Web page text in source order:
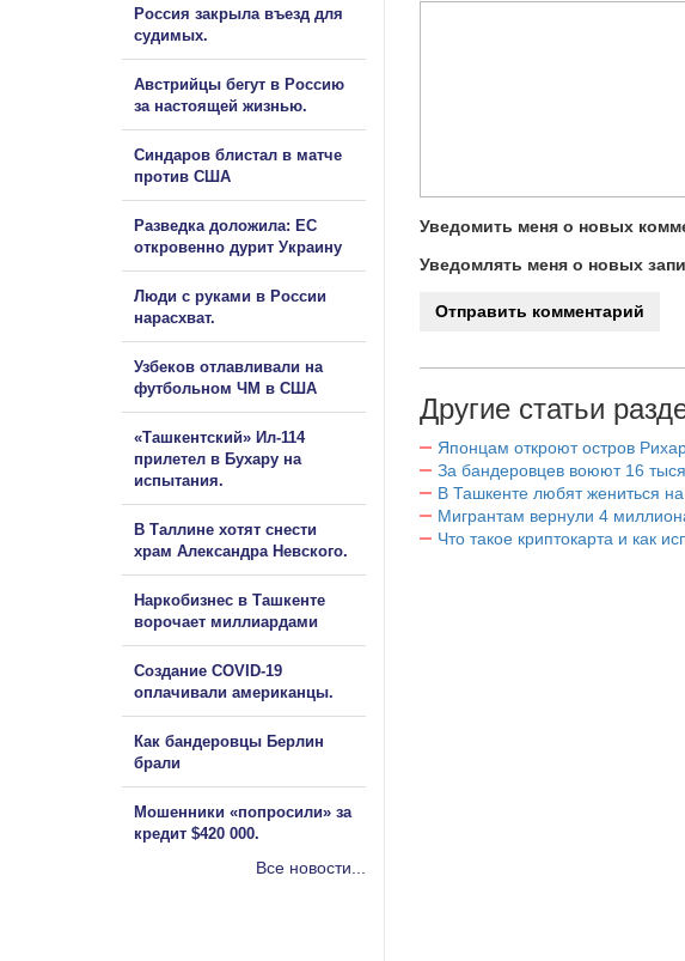
Уведомить меня о новых
Уведомлять меня о новых
Другие статьи
Японцам откроют остров
За бандеровцев воюют 16
В Ташкенте любят жениться на
Мигрантам вернули 4
Что такое криптокарта и как
Россия закрыла въезд для
судимых.
Австрийцы бегут в Россию
за настоящей жизнью.
Синдаров блистал в матче
против США
Разведка доложила: ЕС
откровенно дурит Украину
Люди с руками в России
нарасхват.
Узбеков отлавливали на
футбольном ЧМ в США
«Ташкентский» Ил-114
прилетел в Бухару на
испытания.
В Таллине хотят снести
храм Александра Невского.
Наркобизнес в Ташкенте
ворочает миллиардами
Создание COVID-19
оплачивали американцы.
Как бандеровцы Берлин
брали
Мошенники «попросили» за
кредит $420 000.
Все новости...